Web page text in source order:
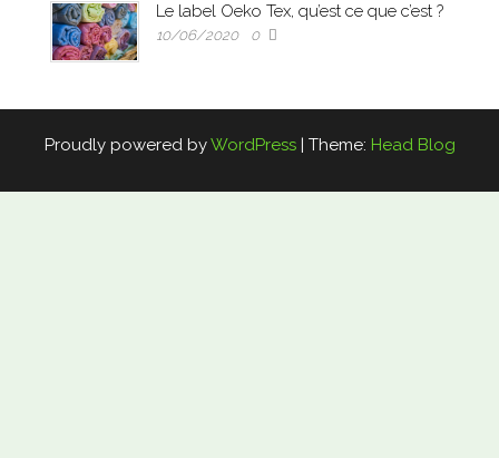
Le label Oeko Tex, qu’est ce que c’est ?
10/06/2020 0
Proudly powered byWordPress Theme: Head Blog